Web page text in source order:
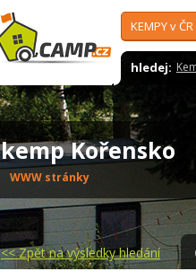
KEMPY v ČR
hledej:
kemp Kořensko
WWW stránky
<<Zpět na výsledky hledání